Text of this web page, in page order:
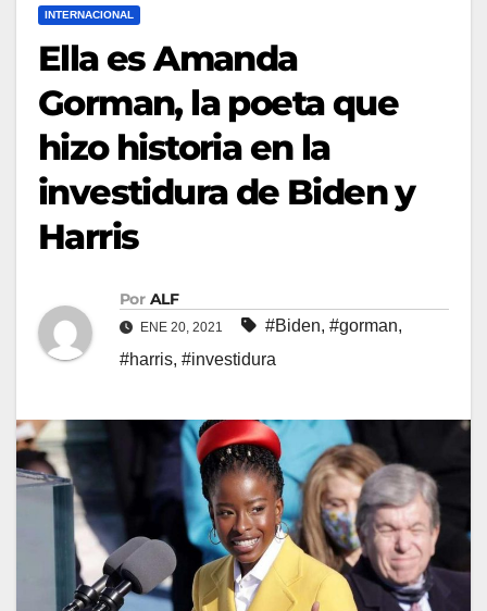
INTERNACIONAL
Ella es Amanda
Gorman, la poeta que
hizo historia en la
investidura de Biden y
Harris
Por ALF
ENE 20, 2021 #Biden, #gorman,
#harris, #investidura